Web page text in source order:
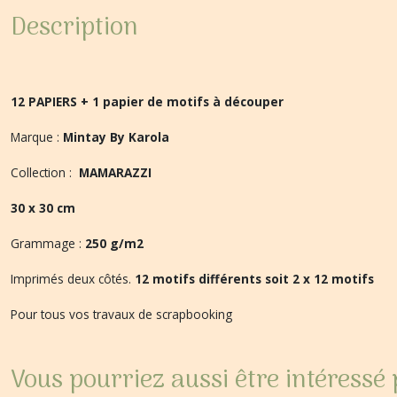
Description
12 PAPIERS + 1 papier de motifs à découper
Marque : Mintay By Karola
Collection : MAMARAZZI
30 x 30 cm
Grammage : 250 g/m2
Imprimés deux côtés. 12 motifs différents soit 2 x 12 motifs
Pour tous vos travaux de scrapbooking
Vous pourriez aussi être intéressé